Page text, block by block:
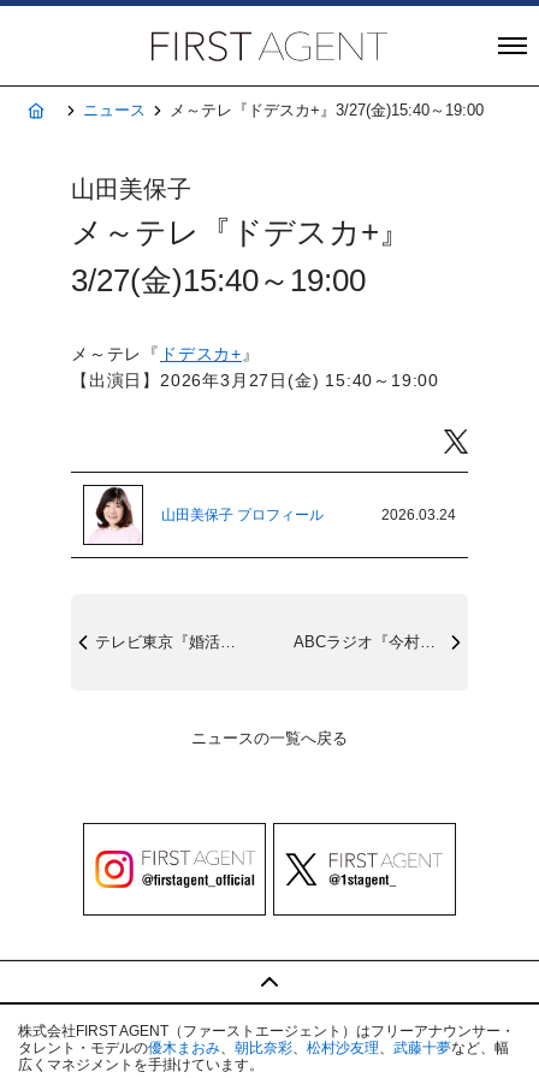
ホームニュース メ～テレ『ドデスカ+』3/27(金)15:40～19:00
山田美保子
メ～テレ『ドデスカ+』
3/27(金)15:40～19:00
メ～テレ『 ドデスカ+ 』
【出演日】2026年3月27日(金) 15:40～19:00
山田美保子 プロフィール 2026.03.24
テレビ東京『婚活バトルフィールド37』最... ABCラジオ『今村翔吾×山崎怜奈の言って...
ニュースの一覧へ戻る
株式会社FIRST AGENT（ファーストエージェント）はフリーアナウンサー・
タレント・モデルの優木まおみ、 朝比奈彩、 松村沙友理、 武藤十夢など、幅
広くマネジメントを手掛けています。